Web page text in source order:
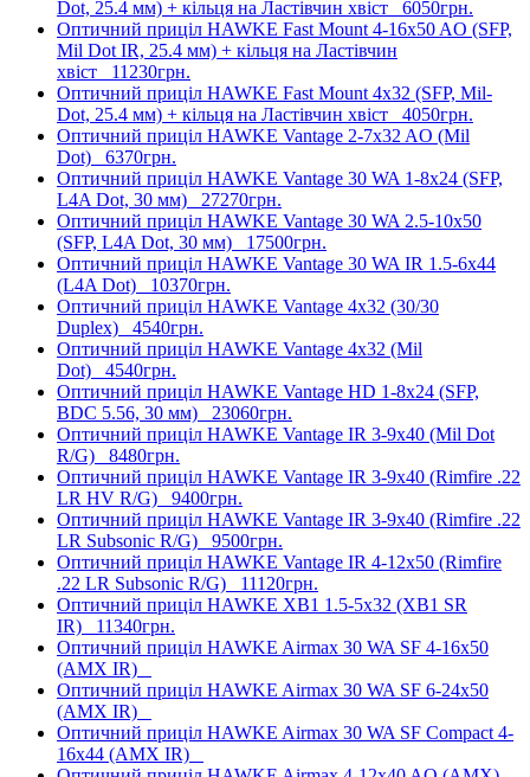
Dot, 25.4 мм) + кільця на Ластівчин хвіст 6050грн.
Оптичний приціл HAWKE Fast Mount 4-16x50 AO (SFP,
Mil Dot IR, 25.4 мм) + кільця на Ластівчин
хвіст 11230грн.
Оптичний приціл HAWKE Fast Mount 4x32 (SFP, Mil-
Dot, 25.4 мм) + кільця на Ластівчин хвіст 4050грн.
Оптичний приціл HAWKE Vantage 2-7x32 AO (Mil
Dot) 6370грн.
Оптичний приціл HAWKE Vantage 30 WA 1-8x24 (SFP,
L4A Dot, 30 мм) 27270грн.
Оптичний приціл HAWKE Vantage 30 WA 2.5-10x50
(SFP, L4A Dot, 30 мм) 17500грн.
Оптичний приціл HAWKE Vantage 30 WA IR 1.5-6x44
(L4A Dot) 10370грн.
Оптичний приціл HAWKE Vantage 4x32 (30/30
Duplex) 4540грн.
Оптичний приціл HAWKE Vantage 4x32 (Mil
Dot) 4540грн.
Оптичний приціл HAWKE Vantage HD 1-8x24 (SFP,
BDC 5.56, 30 мм) 23060грн.
Оптичний приціл HAWKE Vantage IR 3-9x40 (Mil Dot
R/G) 8480грн.
Оптичний приціл HAWKE Vantage IR 3-9x40 (Rimfire .22
LR HV R/G) 9400грн.
Оптичний приціл HAWKE Vantage IR 3-9x40 (Rimfire .22
LR Subsonic R/G) 9500грн.
Оптичний приціл HAWKE Vantage IR 4-12x50 (Rimfire
.22 LR Subsonic R/G) 11120грн.
Оптичний приціл HAWKE XB1 1.5-5x32 (XB1 SR
IR) 11340грн.
Оптичний приціл HAWKE Airmax 30 WA SF 4-16x50
(AMX IR)
Оптичний приціл HAWKE Airmax 30 WA SF 6-24x50
(AMX IR)
Оптичний приціл HAWKE Airmax 30 WA SF Compact 4-
16x44 (AMX IR)